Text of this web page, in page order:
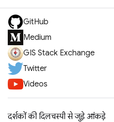
GitHub
Medium
GIS Stack Exchange
Twitter
Videos
दर्शकों की दिलचस्पी से जुड़े आंकड़े